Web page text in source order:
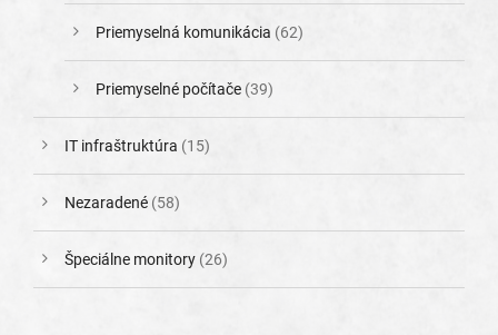
Priemyselná komunikácia (62)
Priemyselné počítače (39)
IT infraštruktúra (15)
Nezaradené (58)
Špeciálne monitory (26)